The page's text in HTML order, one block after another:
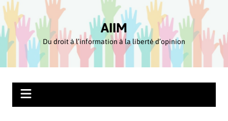
Aller
au
contenu
AIIM
Du droit à l’information à la liberté d’opinion